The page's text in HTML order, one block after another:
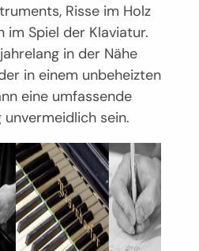
Risse im Holz
im Spiel der Klaviatur.
in der Nähe
in einem unbeheizten
eine umfassende
sein.